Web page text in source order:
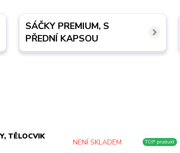
SÁČKY PREMIUM, S
PŘEDNÍ KAPSOU
TĚLOCVIK
NENÍ SKLADEM TOP produkt